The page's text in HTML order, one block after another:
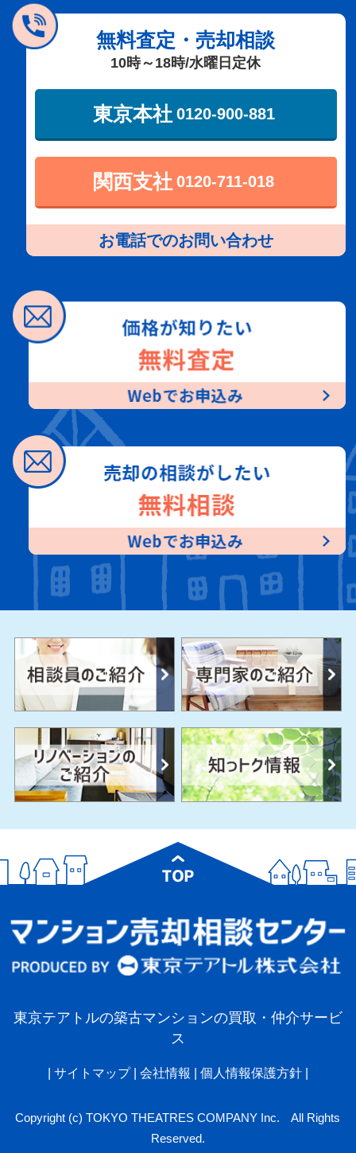
無料査定・売却相談
10時～18時/水曜日定休
東京本社 0120-900-881
関西支社 0120-711-018
お電話でのお問い合わせ
東京テアトルの築古マンションの買取・仲介サービ
ス
サイトマップ 会社情報 個人情報保護方針|
Copyright (c) TOKYO THEATRES COMPANY Inc. All Rights
Reserved.